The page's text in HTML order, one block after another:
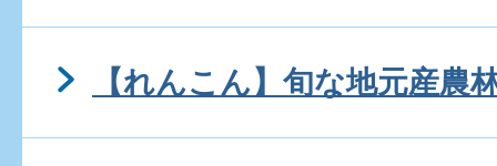
【れんこん】旬な地元産農